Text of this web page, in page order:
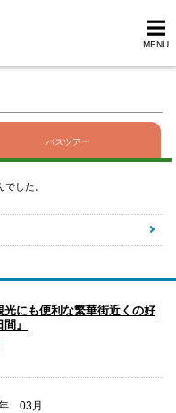
MENU
バスツアー
した。
にも便利な繁華街近くの好
』
03月